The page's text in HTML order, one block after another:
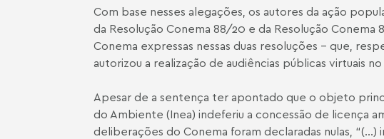
Com base nesses alegações, os autores da ação
da Resolução Conema 88/20 e da Resolução Conema
Conema expressas nessas duas resoluções – que,
autorizou a realização de audiências públicas virtuais
Apesar de a sentença ter apontado que o objeto
do Ambiente (Inea) indeferiu a concessão de licença
deliberações do Conema foram declaradas nulas,